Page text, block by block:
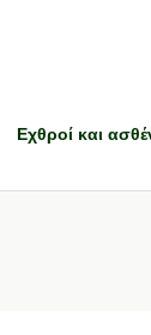
Εχθροί και